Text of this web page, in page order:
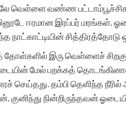
வெள்ளை வண்ண
ஈரமான இரப்பர் மரங்கள்.
நாட்காட்டியின்
தோள்களில் இரு வெள்ளைச்
மேல் பறக்கத்
செய்தது. தம்பி தெளிந்த
குனிந்து நின்றிருந்தவன்